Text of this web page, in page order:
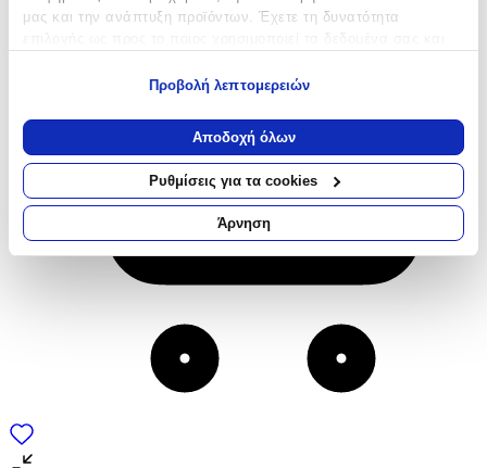
μας και την ανάπτυξη προϊόντων. Έχετε τη δυνατότητα
Να συλλέξουμε πληροφορίες σχετικά με τη γεωγραφική
σας τοποθεσία, οι οποίες μπορεί να είναι ακριβείς σε
απόσταση μερικών μέτρων
Να αναγνωρίσουμε τη συσκευή σας σαρώνοντας ενεργά
για συγκεκριμένα χαρακτηριστικά (δακτυλικό αποτύπωμα)
Μάθετε περισσότερα σχετικά με τον τρόπο επεξεργασίας των
προσωπικών σας δεδομένων και καθορίστε τις προτιμήσεις σας
ενότητα “Λεπτομέρειες”. Μπορείτε να αλλάξετε ή να
Χρησιμοποιούμε cookies ώστε η τοποθεσία μας να λειτουργεί
σωστά, να εξατομικεύουμε περιεχόμενο και διαφημίσεις, να
αναλύουμε την κυκλοφορία μας. Εμείς και οι 1022 συνεργάτες
μας επεξεργαζόμαστε προσωπικά σας δεδομένα, π.χ. τη
Προβολή λεπτομερειών
Αποδοχή όλων
Ρυθμίσεις για τα cookies
Άρνηση